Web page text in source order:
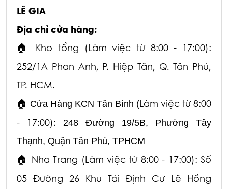
LÊ GIA
Địa chỉ cửa hàng:
🏠 Kho tổng (Làm việc từ 8:00 - 17:00):
252/1A Phan Anh, P. Hiệp Tân, Q. Tân Phú,
TP. HCM.
🏠 Cửa Hàng KCN Tân Bình (Làm việc từ 8:00
- 17:00):
248 Đường 19/5B, Phường Tây
Thạnh, Quận Tân Phú, TPHCM
🏠 Nha Trang (Làm việc từ 8:00 - 17:00): Số
05 Đường 26 Khu Tái Định Cư Lê Hồng